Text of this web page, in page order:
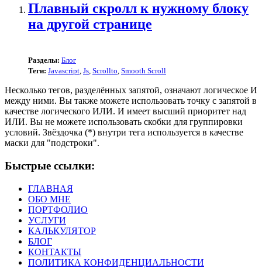
Плавный скролл к нужному блоку
на другой странице
Разделы: Блог
Теги: Javascript, Js, Scrollto, Smooth Scroll
Несколько тегов, разделённых запятой, означают логическое И
между ними. Вы также можете использовать точку с запятой в
качестве логического ИЛИ. И имеет высший приоритет над
ИЛИ. Вы не можете использовать скобки для группировки
условий. Звёздочка (*) внутри тега используется в качестве
маски для "подстроки".
Быстрые ссылки:
ГЛАВНАЯ
ОБО МНЕ
ПОРТФОЛИО
УСЛУГИ
КАЛЬКУЛЯТОР
БЛОГ
КОНТАКТЫ
ПОЛИТИКА КОНФИДЕНЦИАЛЬНОСТИ